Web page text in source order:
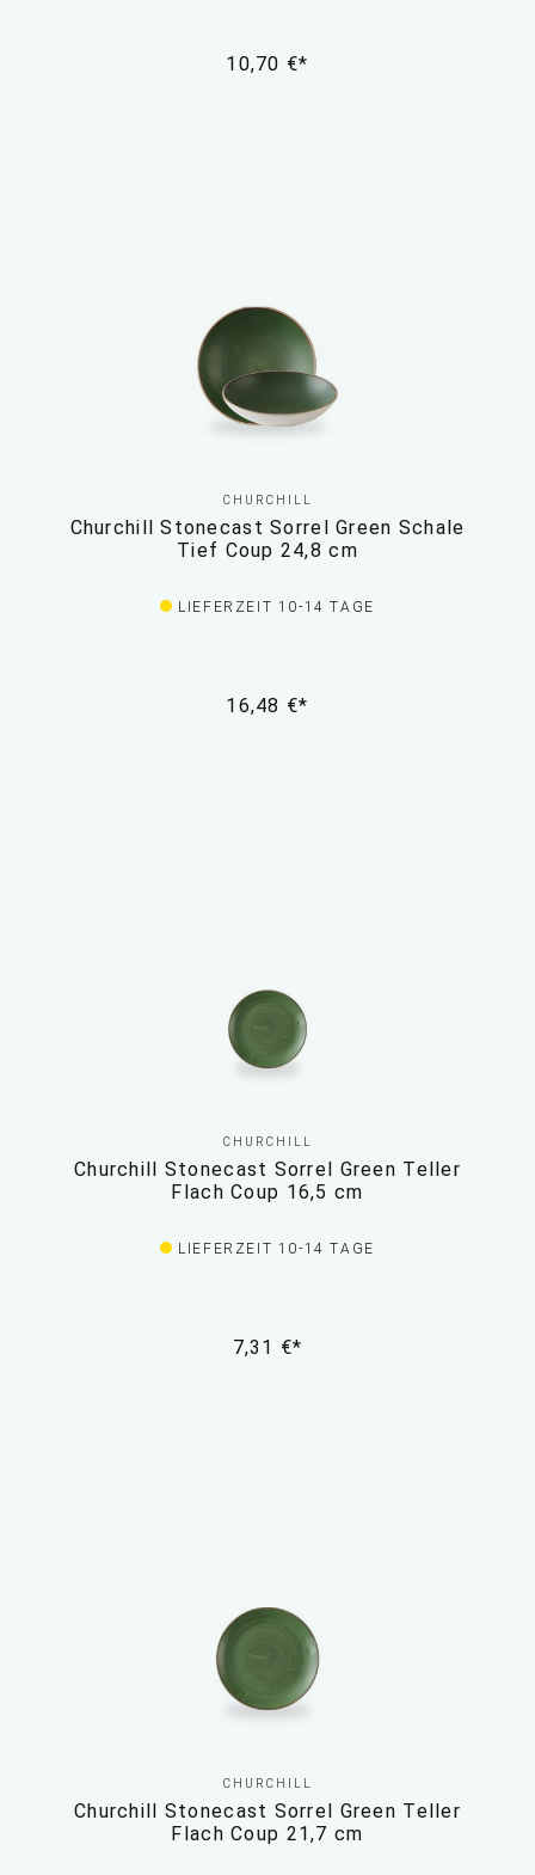
10,70 €*
CHURCHILL
Churchill Stonecast Sorrel Green Schale
Tief Coup 24,8 cm
LIEFERZEIT 10-14 TAGE
16,48 €*
CHURCHILL
Churchill Stonecast Sorrel Green Teller
Flach Coup 16,5 cm
LIEFERZEIT 10-14 TAGE
7,31 €*
CHURCHILL
Churchill Stonecast Sorrel Green Teller
Flach Coup 21,7 cm